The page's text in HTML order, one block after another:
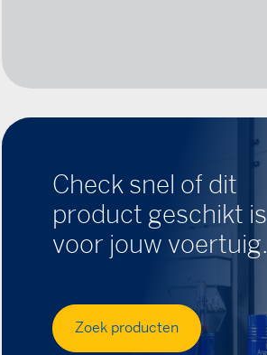
Check snel of dit
product geschikt is
voor jouw voertuig.
Zoek producten